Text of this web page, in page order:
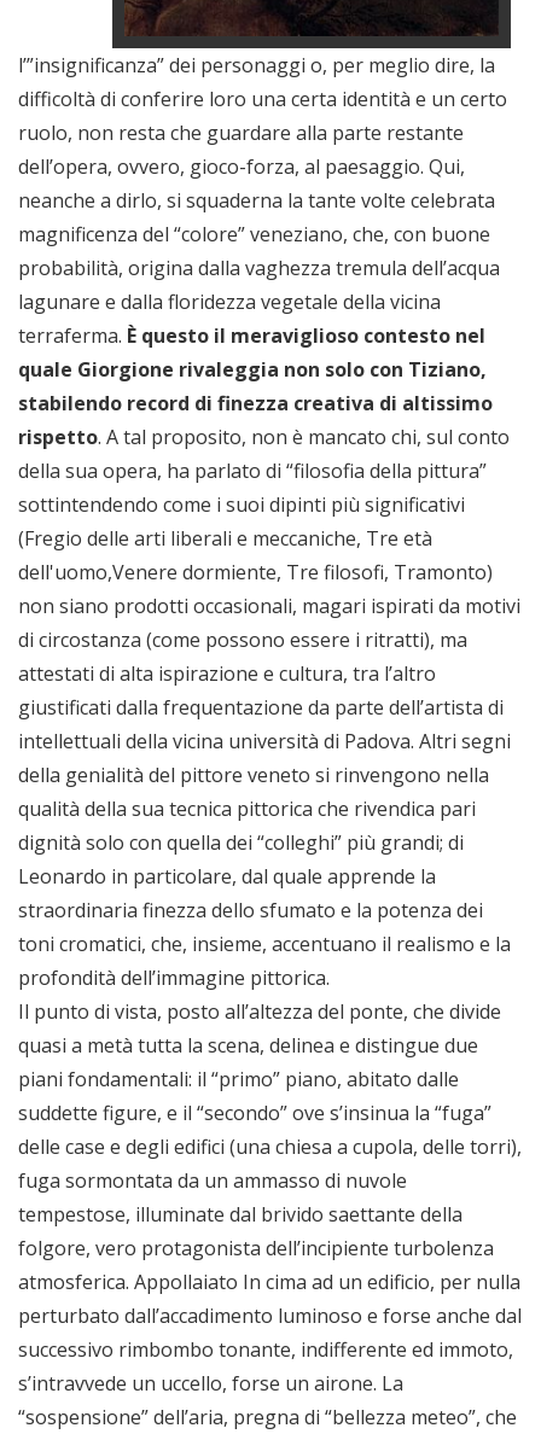
l’”insignificanza” dei personaggi o, per meglio dire, la
difficoltà di conferire loro una certa identità e un certo
ruolo, non resta che guardare alla parte restante
dell’opera, ovvero, gioco-forza, al paesaggio. Qui,
neanche a dirlo, si squaderna la tante volte celebrata
magnificenza del “colore” veneziano, che, con buone
probabilità, origina dalla vaghezza tremula dell’acqua
lagunare e dalla floridezza vegetale della vicina
terraferma. È questo il meraviglioso contesto nel
quale Giorgione rivaleggia non solo con Tiziano,
stabilendo record di finezza creativa di altissimo
rispetto. A tal proposito, non è mancato chi, sul conto
della sua opera, ha parlato di “filosofia della pittura”
sottintendendo come i suoi dipinti più significativi
(Fregio delle arti liberali e meccaniche, Tre età
dell'uomo,Venere dormiente, Tre filosofi, Tramonto)
non siano prodotti occasionali, magari ispirati da motivi
di circostanza (come possono essere i ritratti), ma
attestati di alta ispirazione e cultura, tra l’altro
giustificati dalla frequentazione da parte dell’artista di
intellettuali della vicina università di Padova. Altri segni
della genialità del pittore veneto si rinvengono nella
qualità della sua tecnica pittorica che rivendica pari
dignità solo con quella dei “colleghi” più grandi; di
Leonardo in particolare, dal quale apprende la
straordinaria finezza dello sfumato e la potenza dei
toni cromatici, che, insieme, accentuano il realismo e la
profondità dell’immagine pittorica.
Il punto di vista, posto all’altezza del ponte, che divide
quasi a metà tutta la scena, delinea e distingue due
piani fondamentali: il “primo” piano, abitato dalle
suddette figure, e il “secondo” ove s’insinua la “fuga”
delle case e degli edifici (una chiesa a cupola, delle torri),
fuga sormontata da un ammasso di nuvole
tempestose, illuminate dal brivido saettante della
folgore, vero protagonista dell’incipiente turbolenza
atmosferica. Appollaiato In cima ad un edificio, per nulla
perturbato dall’accadimento luminoso e forse anche dal
successivo rimbombo tonante, indifferente ed immoto,
s’intravvede un uccello, forse un airone. La
“sospensione” dell’aria, pregna di “bellezza meteo”, che